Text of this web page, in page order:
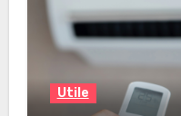
Utile